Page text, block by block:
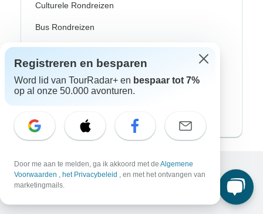
Culturele Rondreizen
Bus Rondreizen
Trein / Spoor Reizen
Familie Rondreizen
Excellent
Registreren en besparen
Word lid van TourRadar+ en bespaar tot 7%
op al onze 50.000 avonturen.
Door me aan te melden, ga ik akkoord met de Algemene
Voorwaarden , het Privacybeleid , en met het ontvangen van
marketingmails.